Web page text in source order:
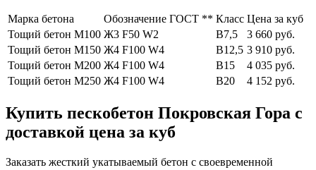
Марка бетона Обозначение ГОСТ ** Класс Цена за куб
Тощий бетон М100 Ж3 F50 W2 В7,5
3 660 руб.
Тощий бетон М150 Ж4 F100 W4 В12,5 3 910 руб.
Тощий бетон М200 Ж4 F100 W4 В15
4 035 руб.
Тощий бетон М250 Ж4 F100 W4 В20 4 152 руб.
Купить пескобетон Покровская Гора с
доставкой цена за куб
Заказать жесткий укатываемый бетон с своевременной